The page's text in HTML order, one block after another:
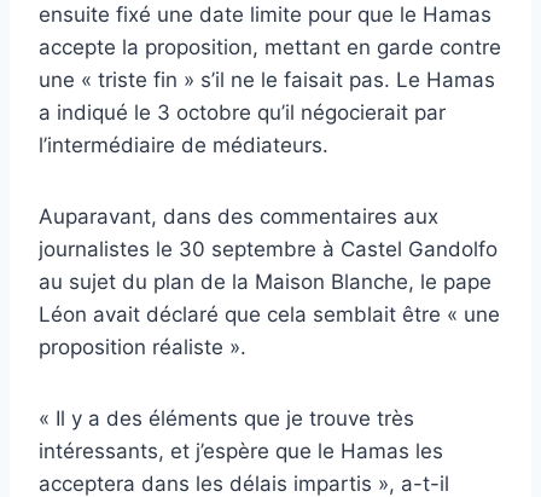
ensuite fixé une date limite pour que le Hamas
accepte la proposition, mettant en garde contre
une « triste fin » s’il ne le faisait pas. Le Hamas
a indiqué le 3 octobre qu’il négocierait par
l’intermédiaire de médiateurs.
Auparavant, dans des commentaires aux
journalistes le 30 septembre à Castel Gandolfo
au sujet du plan de la Maison Blanche, le pape
Léon avait déclaré que cela semblait être « une
proposition réaliste ».
« Il y a des éléments que je trouve très
intéressants, et j’espère que le Hamas les
acceptera dans les délais impartis », a-t-il